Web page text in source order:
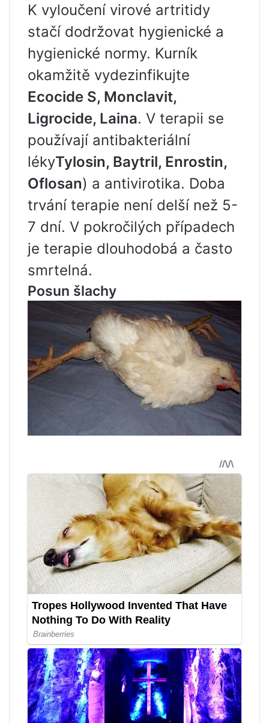
K vyloučení virové artritidy
stačí dodržovat hygienické a
hygienické normy. Kurník
okamžitě vydezinfikujte
Ecocide S, Monclavit,
Ligrocide, Laina. V terapii se
používají antibakteriální
lékyTylosin, Baytril, Enrostin,
Oflosan) a antivirotika. Doba
trvání terapie není delší než 5-
7 dní. V pokročilých případech
je terapie dlouhodobá a často
smrtelná.
Posun šlachy